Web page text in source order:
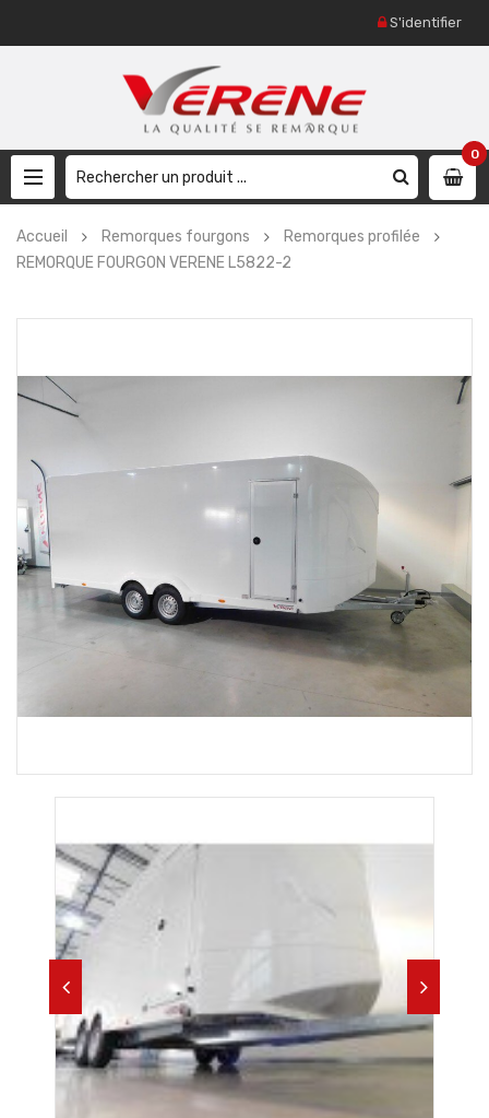
S'identifier
0
Accueil Remorques fourgons
Remorques profilée
REMORQUE FOURGON VERENE L5822-2